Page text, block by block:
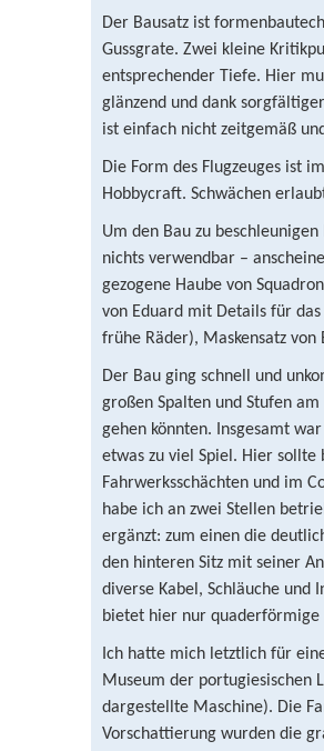
Der Bausatz ist
Gussgrate. Zwei kleine
entsprechender Tiefe. Hier
glänzend und dank
ist einfach nicht zeitgemäß
Die Form des Flugzeuges ist
Hobbycraft. Schwächen
Um den Bau zu
nichts verwendbar –
gezogene Haube von
von Eduard mit Details für das
frühe Räder), Maskensatz
Der Bau ging schnell und
großen Spalten und Stufen
gehen könnten. Insgesamt
etwas zu viel Spiel. Hier
Fahrwerksschächten und im
habe ich an zwei Stellen
ergänzt: zum einen die
den hinteren Sitz mit seiner
diverse Kabel, Schläuche und
bietet hier nur quaderförmige
Ich hatte mich letztlich für
Museum der portugiesischen
dargestellte Maschine). Die
Vorschattierung wurden die